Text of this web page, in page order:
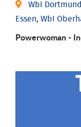
WbI
Essen, WbI
Powerwoman -